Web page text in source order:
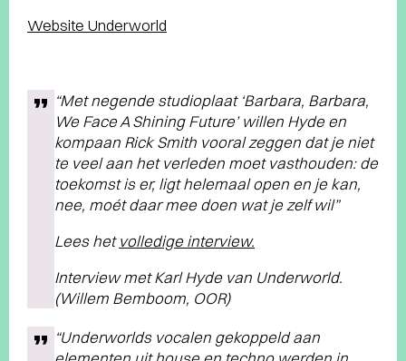
Website Underworld
“Met negende studioplaat ‘Barbara, Barbara,
We Face A Shining Future’ willen Hyde en
kompaan Rick Smith vooral zeggen dat je niet
te veel aan het verleden moet vasthouden: de
toekomst is er, ligt helemaal open en je kan,
nee, moét daar mee doen wat je zelf wil”
Lees hetvolledige interview.
Interview met Karl Hyde van Underworld.
(Willem Bemboom, OOR)
“Underworlds vocalen gekoppeld aan